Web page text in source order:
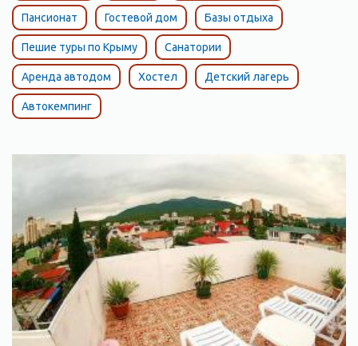
Пансионат Гостевой дом Базы отдыха
Пешие туры по Крыму Санатории
Аренда автодом Хостел Детский лагерь
Автокемпинг